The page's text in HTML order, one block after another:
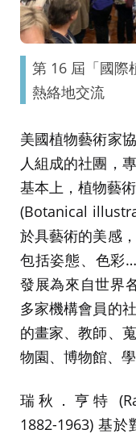
第 16 屆「國際
熱絡地交流
美國植物藝術家
人組成的社團，
基本上，植物藝
(Botanical
於具藝術的美感
包括姿態、色彩
發展為來自世界
多家機構會員的
的畫家、教師、
物園、博物館、
瑞秋．亨特
1882-1963) 基